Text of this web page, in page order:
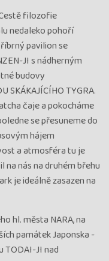
nedeľa - štvrtok
Milena
25JAP01162
3 617 €
cena za 12 dní
piatok - streda
Radka
3 617 €
cena za 13 dní
filozofie
nedaleko pohoří
pavilion se
JI s nádherným
budovy
SKÁKAJÍCÍHO TYGRA.
čaje a pokocháme
se přesuneme do
hájem
a atmosféra tu je
na nás na druhém břehu
je ideálně zasazen na
hl. města NARA, na
památek Japonska -
TODAI-JI nad